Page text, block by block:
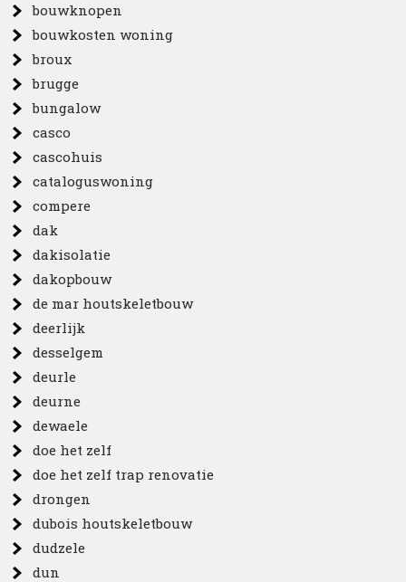
bouwknopen
bouwkosten woning
broux
brugge
bungalow
casco
cascohuis
cataloguswoning
compere
dak
dakisolatie
dakopbouw
de mar houtskeletbouw
deerlijk
desselgem
deurle
deurne
dewaele
doe het zelf
doe het zelf trap renovatie
drongen
dubois houtskeletbouw
dudzele
dun